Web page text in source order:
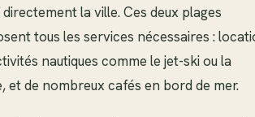
la ville. Ces deux plages
tous les services nécessaires :
nautiques comme le jet-ski ou la
et de nombreux cafés en bord de mer.